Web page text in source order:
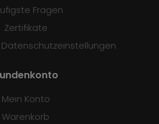
Fragen
Zertifikate
Mein Konto
Warenkorb